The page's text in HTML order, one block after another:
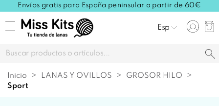
Envíos gratis para España peninsular a partir de 60€
Esp
Inicio LANAS Y OVILLOS
GROSOR HILO
sport